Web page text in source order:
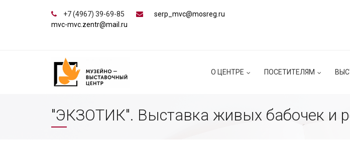
+7 (4967) 39-69-85
serp_mvc@mosreg.ru
mvc-mvc.zentr@mail.ru
О ЦЕНТРЕ ПОСЕТИТЕЛЯМ
"ЭКЗОТИК". Выставка живых бабочек и